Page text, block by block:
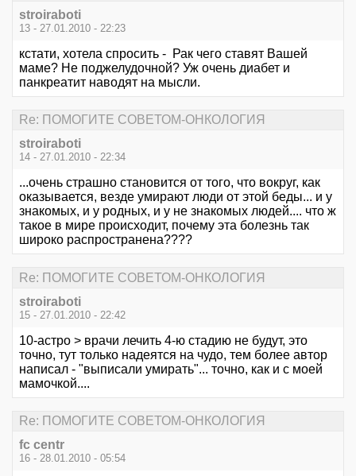
stroiraboti
13 - 27.01.2010 - 22:23
кстати, хотела спросить - Рак чего ставят Вашей
маме? Не поджелудочной? Уж очень диабет и
панкреатит наводят на мысли.
Re: ПОМОГИТЕ СОВЕТОМ-ОНКОЛОГИЯ
stroiraboti
14 - 27.01.2010 - 22:34
...очень страшно становится от того, что вокруг, как
оказывается, везде умирают люди от этой беды... и у
знакомых, и у родных, и у не знакомых людей.... что ж
такое в мире происходит, почему эта болезнь так
широко распространена????
Re: ПОМОГИТЕ СОВЕТОМ-ОНКОЛОГИЯ
stroiraboti
15 - 27.01.2010 - 22:42
10-астро > врачи лечить 4-ю стадию не будут, это
точно, тут только надеятся на чудо, тем более автор
написал - "выписали умирать"... точно, как и с моей
мамочкой....
Re: ПОМОГИТЕ СОВЕТОМ-ОНКОЛОГИЯ
fc centr
16 - 28.01.2010 - 05:54